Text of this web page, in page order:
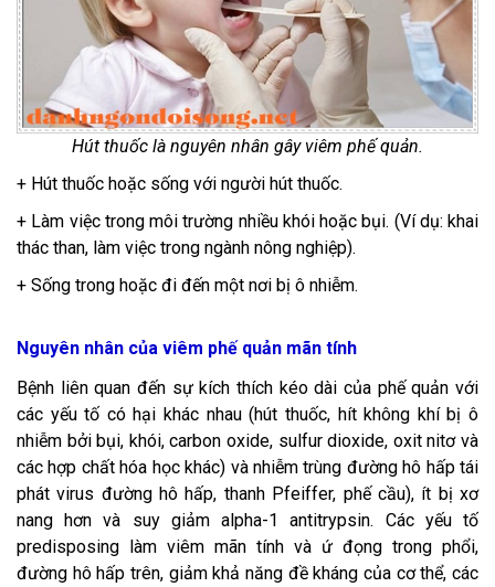
Hút thuốc là nguyên nhân gây viêm phế quản.
+ Hút thuốc hoặc sống với người hút thuốc.
+ Làm việc trong môi trường nhiều khói hoặc bụi. (Ví dụ: khai
thác than, làm việc trong ngành nông nghiệp).
+ Sống trong hoặc đi đến một nơi bị ô nhiễm.
Nguyên nhân của viêm phế quản mãn tính
Bệnh liên quan đến sự kích thích kéo dài của phế quản với
các yếu tố có hại khác nhau (hút thuốc, hít không khí bị ô
nhiễm bởi bụi, khói, carbon oxide, sulfur dioxide, oxit nitơ và
các hợp chất hóa học khác) và nhiễm trùng đường hô hấp tái
phát virus đường hô hấp, thanh Pfeiffer, phế cầu), ít bị xơ
nang hơn và suy giảm alpha-1 antitrypsin. Các yếu tố
predisposing làm viêm mãn tính và ứ đọng trong phổi,
đường hô hấp trên, giảm khả năng đề kháng của cơ thể, các